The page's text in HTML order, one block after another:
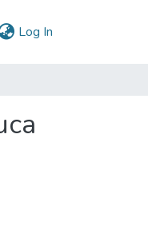
Log In